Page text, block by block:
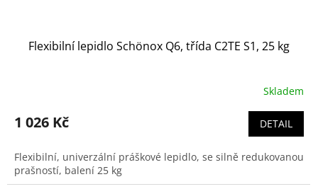
Flexibilní lepidlo Schönox Q6, třída C2TE S1, 25 kg
Skladem
1 026 Kč DETAIL
Flexibilní, univerzální práškové lepidlo, se silně redukovanou
prašností, balení 25 kg